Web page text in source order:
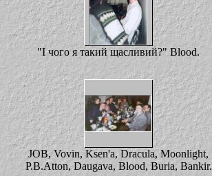
"І чого я такий щасливий?" Blood.
JOB, Vovin, Ksen'a, Dracula, Moonlight,
P.B.Atton, Daugava, Blood, Buria, Bankir.